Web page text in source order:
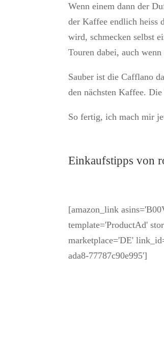
Wenn einem dann der
der Kaffee endlich heiss
wird, schmecken selbst
Touren dabei, auch
Sauber ist die Cafflano
den nächsten Kaffee.
So fertig, ich mach mir
Einkaufstipps von
[amazon_link
template='ProductAd'
marketplace='DE'
ada8-77787c90e995']